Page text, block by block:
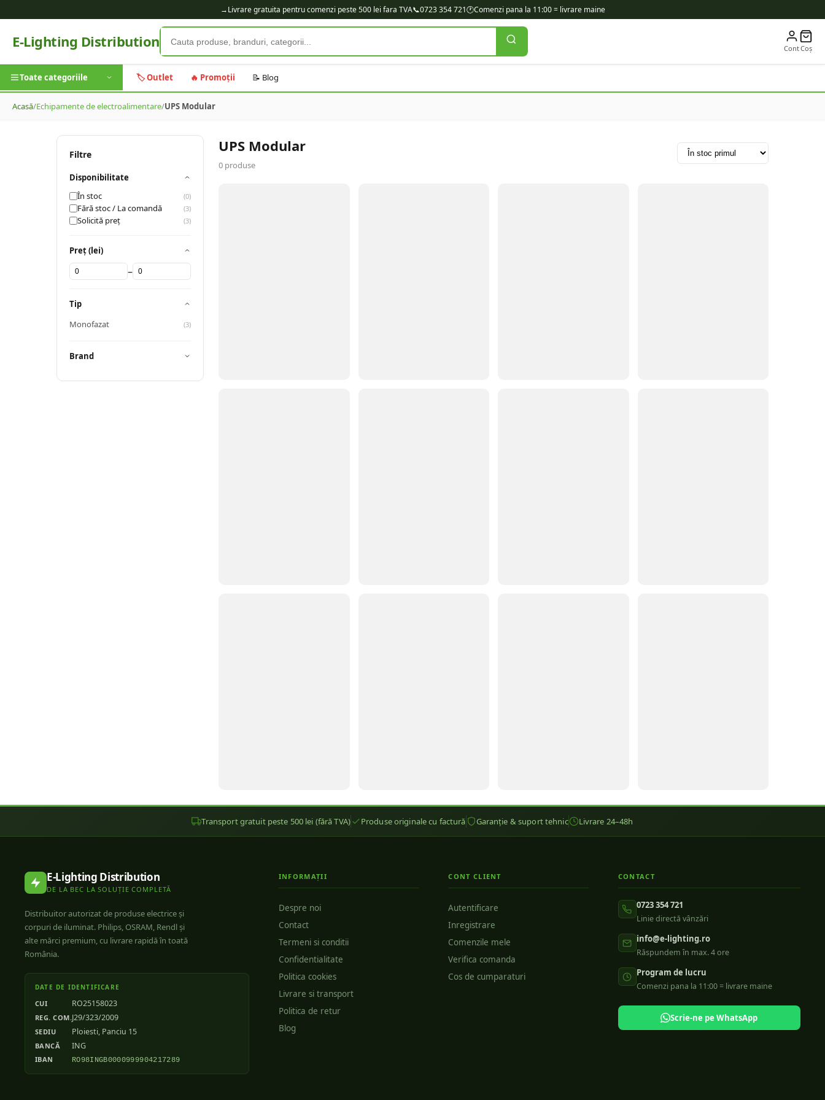
→Livrare gratuita pentru comenzi peste 500 lei fara TVA📞0723 354 721🕐Comenzi pana la 11:00 = livrare maine
E-Lighting Distribution ContCoș
Toate categoriile 🏷️ Outlet 🔥 Promoții 📝 Blog
Acasă/Echipamente de electroalimentare/UPS Modular
Filtre
Disponibilitate
În stoc
(0)
Fără stoc / La comandă (3)
Solicită preț (3)
Preț (lei)
–
Tip
Monofazat
(3)
Brand
UPS Modular
0 produse
Transport gratuit peste 500 lei (fără TVA) Produse originale cu factură Garanție & suport tehnic Livrare 24–48h
E-Lighting Distribution
DE LA BEC LA SOLUȚIE COMPLETĂ
Distribuitor autorizat de produse electrice și
corpuri de iluminat. Philips, OSRAM, Rendl și
alte mărci premium, cu livrare rapidă în toată
România.
DATE DE IDENTIFICARE
CUI RO25158023
REG. COM.J29/323/2009
SEDIU Ploiesti, Panciu 15
BANCĂ ING
IBAN RO98INGB0000999904217289
INFORMAȚII
Despre noi
Contact
Termeni si conditii
Confidentialitate
Politica cookies
Livrare si transport
Politica de retur
Blog
CONT CLIENT
Autentificare
Inregistrare
Comenzile mele
Verifica comanda
Cos de cumparaturi
CONTACT
0723 354 721
Linie directă vânzări
info@e-lighting.ro
Răspundem în max. 4 ore
Program de lucru
Comenzi pana la 11:00 = livrare maine
Scrie-ne pe WhatsApp